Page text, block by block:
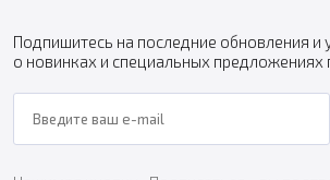
Подпишитесь на последние обновления и
о новинках и специальных предложениях